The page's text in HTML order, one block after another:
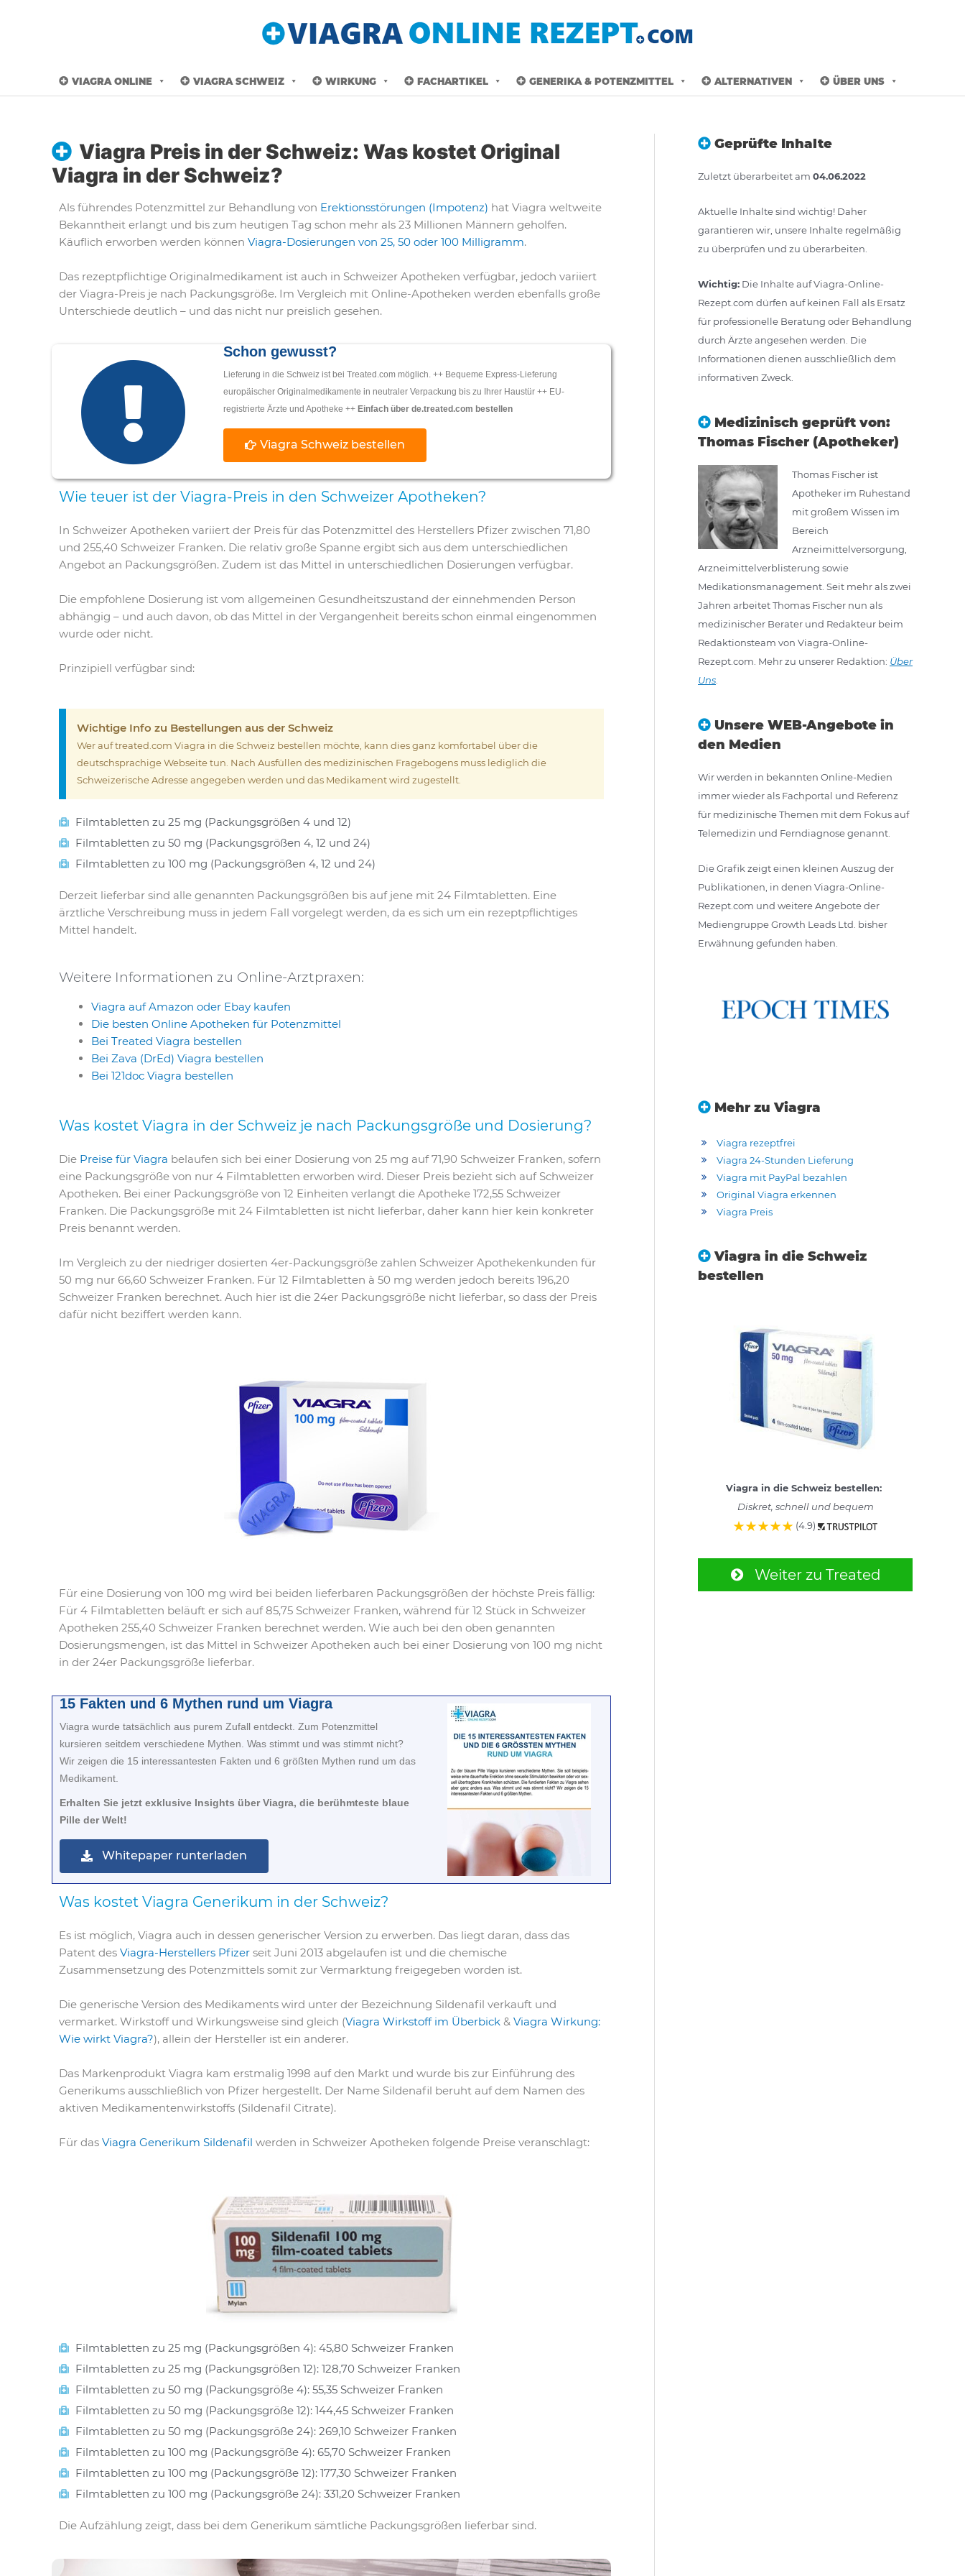
VIAGRA ONLINE VIAGRA SCHWEIZ WIRKUNG FACHARTIKEL GENERIKA & POTENZMITTEL ALTERNATIVEN ÜBER UNS
Viagra Preis in der Schweiz: Was kostet Original
Viagra in der Schweiz?
Als führendes Potenzmittel zur Behandlung von Erektionsstörungen (Impotenz) hat Viagra weltweite
Bekanntheit erlangt und bis zum heutigen Tag schon mehr als 23 Millionen Männern geholfen.
Käuflich erworben werden können Viagra-Dosierungen von 25, 50 oder 100 Milligramm.
Das rezeptpflichtige Originalmedikament ist auch in Schweizer Apotheken verfügbar, jedoch variiert
der Viagra-Preis je nach Packungsgröße. Im Vergleich mit Online-Apotheken werden ebenfalls große
Unterschiede deutlich – und das nicht nur preislich gesehen.
Schon gewusst?
Lieferung in die Schweiz ist bei Treated.com möglich. ++ Bequeme Express-Lieferung
europäischer Originalmedikamente in neutraler Verpackung bis zu Ihrer Haustür ++ EU-
registrierte Ärzte und Apotheke ++ Einfach über de.treated.com bestellen
Viagra Schweiz bestellen
Wie teuer ist der Viagra-Preis in den Schweizer Apotheken?
In Schweizer Apotheken variiert der Preis für das Potenzmittel des Herstellers Pfizer zwischen 71,80
und 255,40 Schweizer Franken. Die relativ große Spanne ergibt sich aus dem unterschiedlichen
Angebot an Packungsgrößen. Zudem ist das Mittel in unterschiedlichen Dosierungen verfügbar.
Die empfohlene Dosierung ist vom allgemeinen Gesundheitszustand der einnehmenden Person
abhängig – und auch davon, ob das Mittel in der Vergangenheit bereits schon einmal eingenommen
wurde oder nicht.
Prinzipiell verfügbar sind:
Wichtige Info zu Bestellungen aus der Schweiz
Wer auf treated.com Viagra in die Schweiz bestellen möchte, kann dies ganz komfortabel über die
deutschsprachige Webseite tun. Nach Ausfüllen des medizinischen Fragebogens muss lediglich die
Schweizerische Adresse angegeben werden und das Medikament wird zugestellt.
Filmtabletten zu 25 mg (Packungsgrößen 4 und 12)
Filmtabletten zu 50 mg (Packungsgrößen 4, 12 und 24)
Filmtabletten zu 100 mg (Packungsgrößen 4, 12 und 24)
Derzeit lieferbar sind alle genannten Packungsgrößen bis auf jene mit 24 Filmtabletten. Eine
ärztliche Verschreibung muss in jedem Fall vorgelegt werden, da es sich um ein rezeptpflichtiges
Mittel handelt.
Weitere Informationen zu Online-Arztpraxen:
Viagra auf Amazon oder Ebay kaufen
Die besten Online Apotheken für Potenzmittel
Bei Treated Viagra bestellen
Bei Zava (DrEd) Viagra bestellen
Bei 121doc Viagra bestellen
Was kostet Viagra in der Schweiz je nach Packungsgröße und Dosierung?
Die Preise für Viagra belaufen sich bei einer Dosierung von 25 mg auf 71,90 Schweizer Franken, sofern
eine Packungsgröße von nur 4 Filmtabletten erworben wird. Dieser Preis bezieht sich auf Schweizer
Apotheken. Bei einer Packungsgröße von 12 Einheiten verlangt die Apotheke 172,55 Schweizer
Franken. Die Packungsgröße mit 24 Filmtabletten ist nicht lieferbar, daher kann hier kein konkreter
Preis benannt werden.
Im Vergleich zu der niedriger dosierten 4er-Packungsgröße zahlen Schweizer Apothekenkunden für
50 mg nur 66,60 Schweizer Franken. Für 12 Filmtabletten à 50 mg werden jedoch bereits 196,20
Schweizer Franken berechnet. Auch hier ist die 24er Packungsgröße nicht lieferbar, so dass der Preis
dafür nicht beziffert werden kann.
Für eine Dosierung von 100 mg wird bei beiden lieferbaren Packungsgrößen der höchste Preis fällig:
Für 4 Filmtabletten beläuft er sich auf 85,75 Schweizer Franken, während für 12 Stück in Schweizer
Apotheken 255,40 Schweizer Franken berechnet werden. Wie auch bei den oben genannten
Dosierungsmengen, ist das Mittel in Schweizer Apotheken auch bei einer Dosierung von 100 mg nicht
in der 24er Packungsgröße lieferbar.
15 Fakten und 6 Mythen rund um Viagra
Viagra wurde tatsächlich aus purem Zufall entdeckt. Zum Potenzmittel
kursieren seitdem verschiedene Mythen. Was stimmt und was stimmt nicht?
Wir zeigen die 15 interessantesten Fakten und 6 größten Mythen rund um das
Medikament.
Erhalten Sie jetzt exklusive Insights über Viagra, die berühmteste blaue
Pille der Welt!
Whitepaper runterladen
Was kostet Viagra Generikum in der Schweiz?
Es ist möglich, Viagra auch in dessen generischer Version zu erwerben. Das liegt daran, dass das
Patent des Viagra-Herstellers Pfizer seit Juni 2013 abgelaufen ist und die chemische
Zusammensetzung des Potenzmittels somit zur Vermarktung freigegeben worden ist.
Die generische Version des Medikaments wird unter der Bezeichnung Sildenafil verkauft und
vermarket. Wirkstoff und Wirkungsweise sind gleich (Viagra Wirkstoff im Überbick & Viagra Wirkung:
Wie wirkt Viagra?), allein der Hersteller ist ein anderer.
Das Markenprodukt Viagra kam erstmalig 1998 auf den Markt und wurde bis zur Einführung des
Generikums ausschließlich von Pfizer hergestellt. Der Name Sildenafil beruht auf dem Namen des
aktiven Medikamentenwirkstoffs (Sildenafil Citrate).
Für das Viagra Generikum Sildenafil werden in Schweizer Apotheken folgende Preise veranschlagt:
Filmtabletten zu 25 mg (Packungsgrößen 4): 45,80 Schweizer Franken
Filmtabletten zu 25 mg (Packungsgrößen 12): 128,70 Schweizer Franken
Filmtabletten zu 50 mg (Packungsgröße 4): 55,35 Schweizer Franken
Filmtabletten zu 50 mg (Packungsgröße 12): 144,45 Schweizer Franken
Filmtabletten zu 50 mg (Packungsgröße 24): 269,10 Schweizer Franken
Filmtabletten zu 100 mg (Packungsgröße 4): 65,70 Schweizer Franken
Filmtabletten zu 100 mg (Packungsgröße 12): 177,30 Schweizer Franken
Filmtabletten zu 100 mg (Packungsgröße 24): 331,20 Schweizer Franken
Die Aufzählung zeigt, dass bei dem Generikum sämtliche Packungsgrößen lieferbar sind.
Geprüfte Inhalte
Zuletzt überarbeitet am 04.06.2022
Aktuelle Inhalte sind wichtig! Daher
garantieren wir, unsere Inhalte regelmäßig
zu überprüfen und zu überarbeiten.
Wichtig: Die Inhalte auf Viagra-Online-
Rezept.com dürfen auf keinen Fall als Ersatz
für professionelle Beratung oder Behandlung
durch Ärzte angesehen werden. Die
Informationen dienen ausschließlich dem
informativen Zweck.
Medizinisch geprüft von:
Thomas Fischer (Apotheker)
Thomas Fischer ist
Apotheker im Ruhestand
mit großem Wissen im
Bereich
Arzneimittelversorgung,
Arzneimittelverblisterung sowie
Medikationsmanagement. Seit mehr als zwei
Jahren arbeitet Thomas Fischer nun als
medizinischer Berater und Redakteur beim
Redaktionsteam von Viagra-Online-
Rezept.com. Mehr zu unserer Redaktion: Über
Uns
Unsere WEB-Angebote in
den Medien
Wir werden in bekannten Online-Medien
immer wieder als Fachportal und Referenz
für medizinische Themen mit dem Fokus auf
Telemedizin und Ferndiagnose genannt.
Die Grafik zeigt einen kleinen Auszug der
Publikationen, in denen Viagra-Online-
Rezept.com und weitere Angebote der
Mediengruppe Growth Leads Ltd. bisher
Erwähnung gefunden haben.
Mehr zu Viagra
Viagra rezeptfrei
Viagra 24-Stunden Lieferung
Viagra mit PayPal bezahlen
Original Viagra erkennen
Viagra Preis
Viagra in die Schweiz
bestellen
Viagra in die Schweiz bestellen:
Diskret, schnell und bequem
(4.9)
Weiter zu Treated